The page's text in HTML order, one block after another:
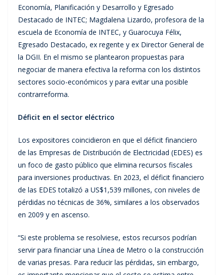
Economía, Planificación y Desarrollo y Egresado
Destacado de INTEC; Magdalena Lizardo, profesora de la
escuela de Economía de INTEC, y Guarocuya Félix,
Egresado Destacado, ex regente y ex Director General de
la DGII. En el mismo se plantearon propuestas para
negociar de manera efectiva la reforma con los distintos
sectores socio-económicos y para evitar una posible
contrarreforma.
Déficit en el sector eléctrico
Los expositores coincidieron en que el déficit financiero
de las Empresas de Distribución de Electricidad (EDES) es
un foco de gasto público que elimina recursos fiscales
para inversiones productivas. En 2023, el déficit financiero
de las EDES totalizó a US$1,539 millones, con niveles de
pérdidas no técnicas de 36%, similares a los observados
en 2009 y en ascenso.
“Si este problema se resolviese, estos recursos podrían
servir para financiar una Línea de Metro o la construcción
de varias presas. Para reducir las pérdidas, sin embargo,